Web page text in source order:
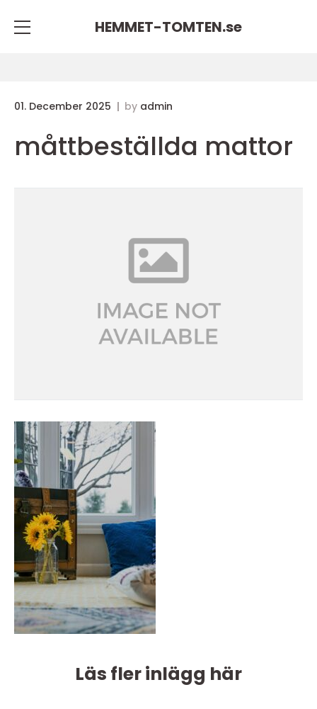
HEMMET-TOMTEN.se
01. December 2025 by admin
måttbeställda mattor
Läs fler inlägg här